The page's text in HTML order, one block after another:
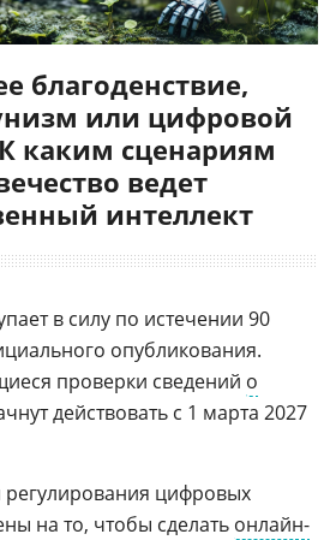
благоденствие,
или цифровой
каким сценариям
ведет
интеллект
в силу по истечении 90
опубликования.
проверки сведений о
действовать с 1 марта 2027
цифровых
на то, чтобы сделать онлайн-